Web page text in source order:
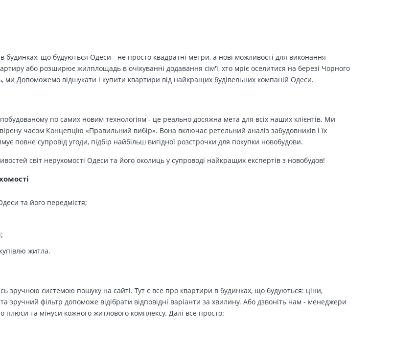
будинках, що будуються Одеси - не просто квадратні метри, а нові можливості для виконання
або розширює жилплощадь в очікуванні додавання сім'ї, хто мріє оселитися на березі Чорного
ми Допоможемо відшукати і купити квартири від найкращих будівельних компаній Одеси.
по самих новим технологіям - це реально досяжна мета для всіх наших клієнтів. Ми
часом Концепцію «Правильний вибір». Вона включає ретельний аналіз забудовників і їх
повне супровід угоди, підбір найбільш вигідної розстрочки для покупки новобудови.
світ нерухомості Одеси та його околиць у супроводі найкращих експертів з новобудов!
та його передмістя;
житла.
зручною системою пошуку на сайті. Тут є все про квартири в будинках, що будуються: ціни,
зручний фільтр допоможе відібрати відповідні варіанти за хвилину. Або дзвоніть нам - менеджери
та мінуси кожного житлового комплексу. Далі все просто: